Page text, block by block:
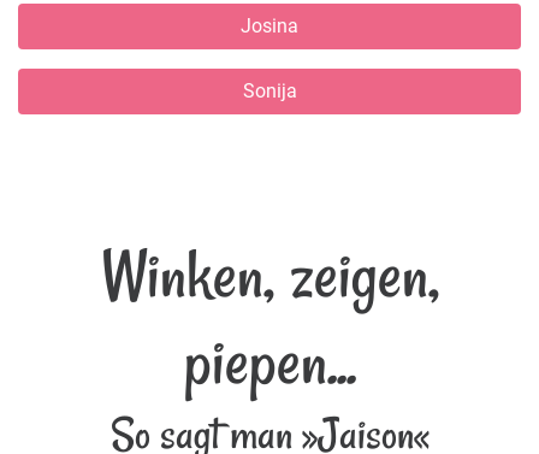
Josina
Sonija
Winken, zeigen,
piepen...
So sagt man »Jaison«